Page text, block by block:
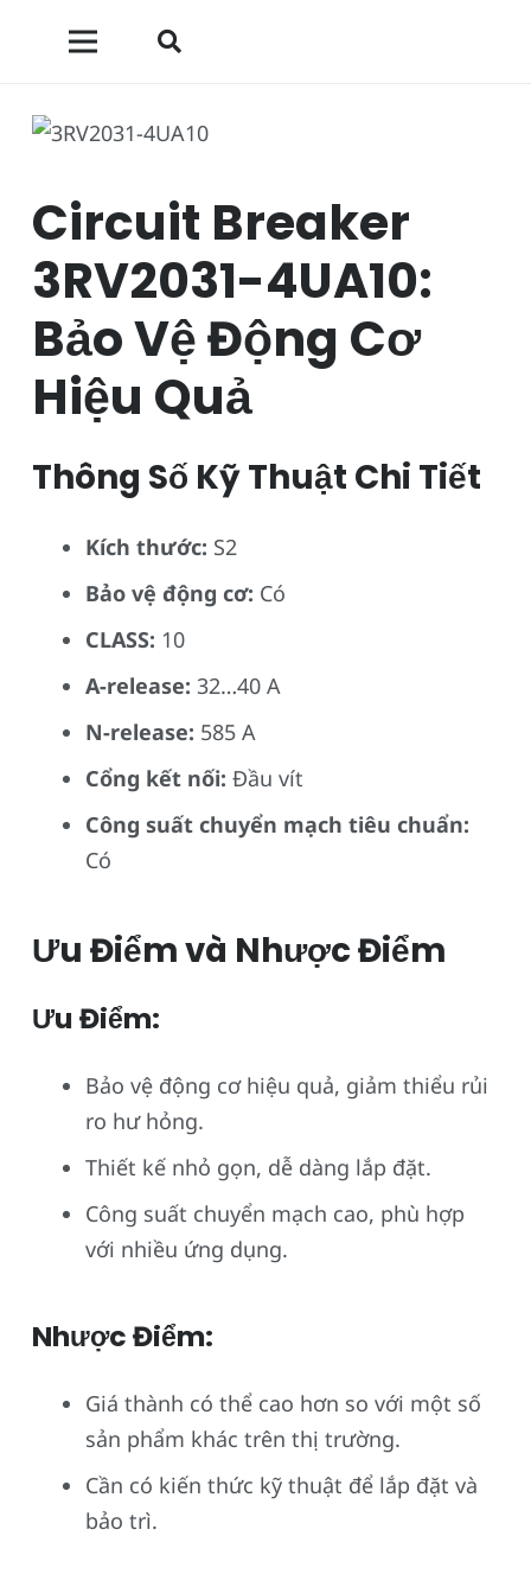
Circuit Breaker
3RV2031-4UA10:
Bảo Vệ Động Cơ
Hiệu Quả
Thông Số Kỹ Thuật Chi Tiết
Kích thước: S2
Bảo vệ động cơ: Có
CLASS: 10
A-release: 32…40 A
N-release: 585 A
Cổng kết nối: Đầu vít
Công suất chuyển mạch tiêu chuẩn:
Có
Ưu Điểm và Nhược Điểm
Ưu Điểm:
Bảo vệ động cơ hiệu quả, giảm thiểu rủi
ro hư hỏng.
Thiết kế nhỏ gọn, dễ dàng lắp đặt.
Công suất chuyển mạch cao, phù hợp
với nhiều ứng dụng.
Nhược Điểm:
Giá thành có thể cao hơn so với một số
sản phẩm khác trên thị trường.
Cần có kiến thức kỹ thuật để lắp đặt và
bảo trì.